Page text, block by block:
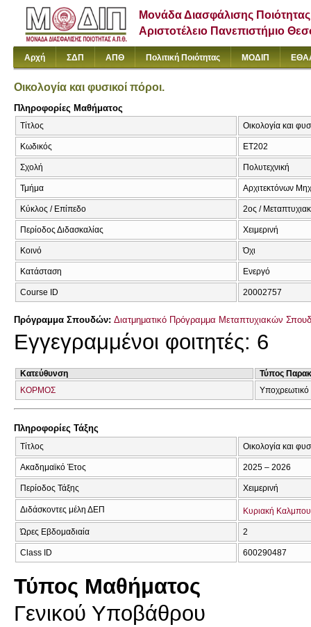
Μονάδα Διασφάλισης Ποιότητας
Αριστοτέλειο Πανεπιστήμιο
Αρχή ΣΔΠ ΑΠΘ Πολιτική Ποιότητας ΜΟΔΙΠ
Οικολογία και φυσικοί πόροι.
Πληροφορίες Μαθήματος
Τίτλος Οικολογία και
Κωδικός ΕΤ202
Σχολή Πολυτεχνική
Τμήμα Αρχιτεκτόνων
Κύκλος / Επίπεδο 2ος /
Περίοδος Διδασκαλίας Χειμερινή
Κοινό Όχι
Κατάσταση Ενεργό
Course ID 20002757
Πρόγραμμα Σπουδών: Διατμηματικό Πρόγραμμα Μεταπτυχιακών
Εγγεγραμμένοι φοιτητές: 6
Κατεύθυνση
Τύπος
ΚΟΡΜΟΣ
Πληροφορίες Τάξης
Τίτλος Οικολογία και
Ακαδημαϊκό Έτος 2025 – 2026
Περίοδος Τάξης Χειμερινή
Διδάσκοντες μέλη ΔΕΠ Κυριακή
Ώρες Εβδομαδιαία 2
Class ID 600290487
Τύπος Μαθήματος
Γενικού Υποβάθρου